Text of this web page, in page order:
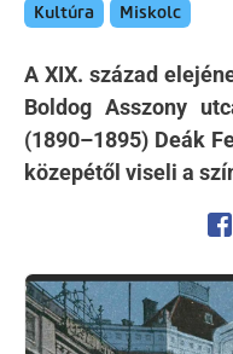
Kultúra Miskolc
A XIX. század
Boldog Asszony
(1890–1895) Deák
közepétől viseli a
Kép